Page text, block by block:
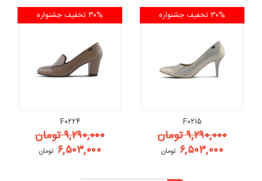
F۰۲۲۴
۹,۲۹۰,۰۰۰تومان
۶,۵۰۳,۰۰۰ تومان
۳۰% تخفیف جشنواره
F۰۲۱۵
۹,۲۹۰,۰۰۰تومان
۶,۵۰۳,۰۰۰ تومان
۳۰% تخفیف جشنواره